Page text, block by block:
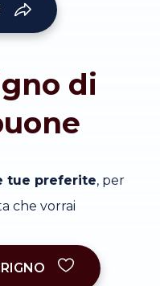
di
tue preferite, per
che vorrai